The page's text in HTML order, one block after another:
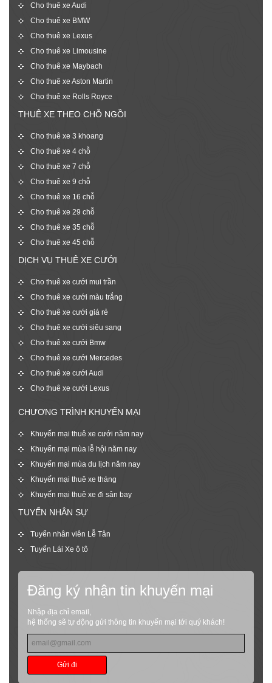
Cho thuê xe Audi
Cho thuê xe BMW
Cho thuê xe Lexus
Cho thuê xe Limousine
Cho thuê xe Maybach
Cho thuê xe Aston Martin
Cho thuê xe Rolls Royce
THUÊ XE THEO CHỖ NGỒI
Cho thuê xe 3 khoang
Cho thuê xe 4 chỗ
Cho thuê xe 7 chỗ
Cho thuê xe 9 chỗ
Cho thuê xe 16 chỗ
Cho thuê xe 29 chỗ
Cho thuê xe 35 chỗ
Cho thuê xe 45 chỗ
DỊCH VỤ THUÊ XE CƯỚI
Cho thuê xe cưới mui trần
Cho thuê xe cưới màu trắng
Cho thuê xe cưới giá rẻ
Cho thuê xe cưới siêu sang
Cho thuê xe cưới Bmw
Cho thuê xe cưới Mercedes
Cho thuê xe cưới Audi
Cho thuê xe cưới Lexus
CHƯƠNG TRÌNH KHUYẾN MẠI
Khuyến mại thuê xe cưới năm nay
Khuyến mại mùa lễ hội năm nay
Khuyến mại mùa du lịch năm nay
Khuyến mại thuê xe tháng
Khuyến mại thuê xe đi sân bay
TUYỂN NHÂN SỰ
Tuyển nhân viên Lễ Tân
Tuyển Lái Xe ô tô
Đăng ký nhận tin khuyến mại
Nhập địa chỉ email,
hệ thống sẽ tự động gửi thông tin khuyến mại tới quý khách!
Gửi đi